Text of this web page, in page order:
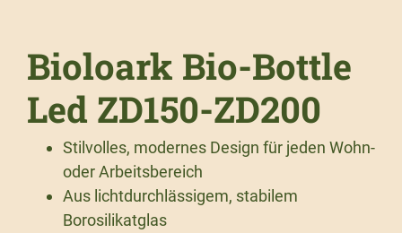
Bioloark Bio-Bottle
Led ZD150-ZD200
Stilvolles, modernes Design für jeden Wohn-
oder Arbeitsbereich
Aus lichtdurchlässigem, stabilem
Borosilikatglas